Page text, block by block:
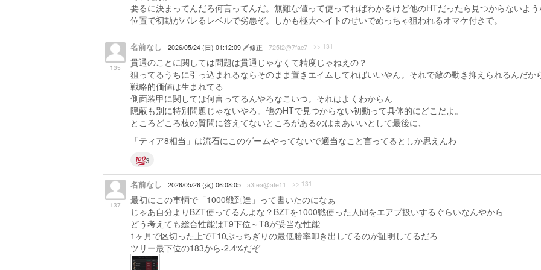
要るに決まってんだろ何言ってんだ。無難な値って使ってればわかるけど他のHTだったら見つからないよ
位置で初動がバレるレベルで劣悪ぞ。しかも極大ヘイトのせいでめっちゃ狙われるオマケ付きで。
135
名前なし 2026/05/24 (日) 01:12:09 修正 725f2@7fac7 >> 131
貫通のことに関しては問題は貫通じゃなくて精度じゃねえの？
狙ってるうちに引っ込まれるならそのまま置きエイムしてればいいやん。それで敵の動き抑えられるんだか
戦略的価値は生まれてる
側面装甲に関しては何言ってるんやろなこいつ。それはよくわからん
隠蔽も別に特別問題じゃないやろ。他のHTで見つからない初動って具体的にどこだよ。
ところどころ枝の質問に答えてないところがあるのはまあいいとして最後に、
「ティア8相当」は流石にこのゲームやってないで適当なこと言ってるとしか思えんわ
3
137
名前なし 2026/05/26 (火) 06:08:05 a3fea@afe11 >> 131
最初にこの車輌で「1000戦到達」って書いたのになぁ
じゃあ自分よりBZT使ってるんよな？BZTを1000戦使った人間をエアプ扱いするぐらいなんやから
どう考えても総合性能はT9下位～T8が妥当な性能
1ヶ月で区切った上でT10ぶっちぎりの最低勝率叩き出してるのが証明してるだろ
ツリー最下位の183から-2.4%だぞ